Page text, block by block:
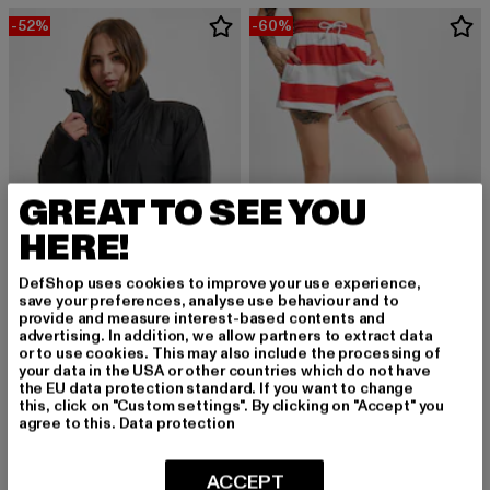
-52%
ADIDAS ORIGINALS
Padded
52,80 EUR
Derzeitiger Preis: 52,80 EUR
109,99 EURAktionspreis: 109,99 EUR
-60%
ADIDAS ORIGINALS
MW
26,00 EUR
Derzeitiger Preis: 26,00 EUR
64,99 EUR Aktionspreis:
GREAT TO SEE YOU
HERE!
DefShop uses cookies to improve your use experience,
save your preferences, analyse use behaviour and to
provide and measure interest-based contents and
advertising. In addition, we allow partners to extract data
or to use cookies. This may also include the processing of
your data in the USA or other countries which do not have
the EU data protection standard. If you want to change
this, click on "Custom settings". By clicking on "Accept" you
agree to this. Data protection
ACCEPT